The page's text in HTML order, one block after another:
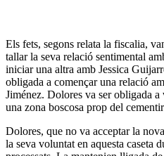
Els fets, segons relata la fiscalia,
tallar la seva relació sentimental
iniciar una altra amb Jessica
obligada a començar una relació
Jiménez. Dolores va ser obligada a
una zona boscosa prop del
Dolores, que no va acceptar la
la seva voluntat en aquesta caseta